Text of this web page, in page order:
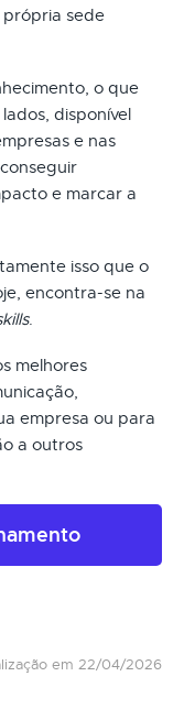
própria sede
o que
disponível
e nas
e marcar a
isso que o
encontra-se na
.
melhores
empresa ou para
a outros
em 22/04/2026